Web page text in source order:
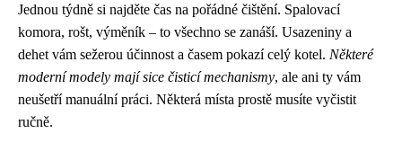
Jednou týdně si najděte čas na pořádné čištění. Spalovací
komora, rošt, výměník – to všechno se zanáší. Usazeniny a
dehet vám sežerou účinnost a časem pokazí celý kotel. Některé
moderní modely mají sice čisticí mechanismy, ale ani ty vám
neušetří manuální práci. Některá místa prostě musíte vyčistit
ručně.